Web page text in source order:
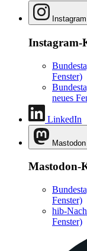
Instagram
Instagram-
Fenster)
neues
LinkedIn
Mastodon
Mastodon-
Fenster)
hib-
Fenster)